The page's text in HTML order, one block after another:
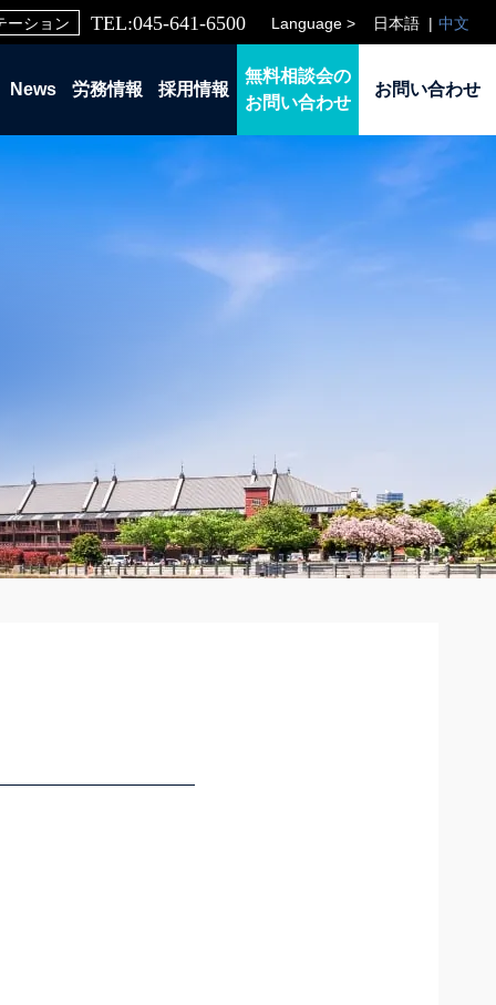
ーション TEL:045-641-6500 Language > 日本語 中文
News 労務情報 採用情報
無料相談会の
お問い合わせ
お問い合わせ